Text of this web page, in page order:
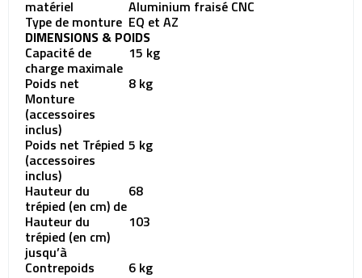
matériel Aluminium fraisé CNC
Type de monture EQ et AZ
DIMENSIONS & POIDS
Capacité de
charge maximale
15 kg
Poids net
Monture
(accessoires
inclus)
8 kg
Poids net Trépied
(accessoires
inclus)
5 kg
Hauteur du
trépied (en cm) de
68
Hauteur du
trépied (en cm)
jusqu’à
103
Contrepoids 6 kg